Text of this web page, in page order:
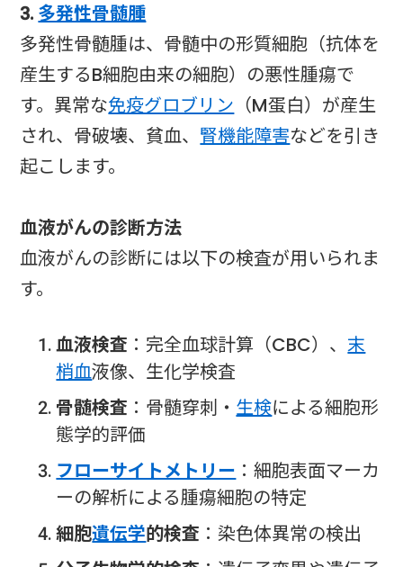
3. 多発性骨髄腫
多発性骨髄腫は、骨髄中の形質細胞（抗体を
産生するB細胞由来の細胞）の悪性腫瘍で
す。異常な免疫グロブリン （M蛋白）が産生
され、骨破壊、貧血、 腎機能障害などを引き
起こします。
血液がんの診断方法
血液がんの診断には以下の検査が用いられま
す。
血液検査 ：完全血球計算（CBC）、末
梢血液像、生化学検査
骨髄検査 ：骨髄穿刺・ 生検による細胞形
態学的評価
フローサイトメトリー ：細胞表面マーカ
ーの解析による腫瘍細胞の特定
細胞遺伝学的検査 ：染色体異常の検出